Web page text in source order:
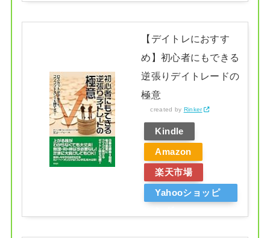
【デイトレにおすす
め】初心者にもできる
逆張りデイトレードの
極意
created by Rinker
Kindle
Amazon
楽天市場
Yahooショッピ